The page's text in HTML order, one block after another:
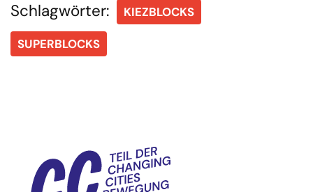
Schlagwörter: KIEZBLOCKS
SUPERBLOCKS